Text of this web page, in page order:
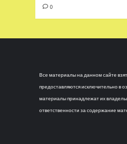
0
Все материалы на данном сайте
предоставляются исключительно в
материалы принадлежат их
ответственности за содержание